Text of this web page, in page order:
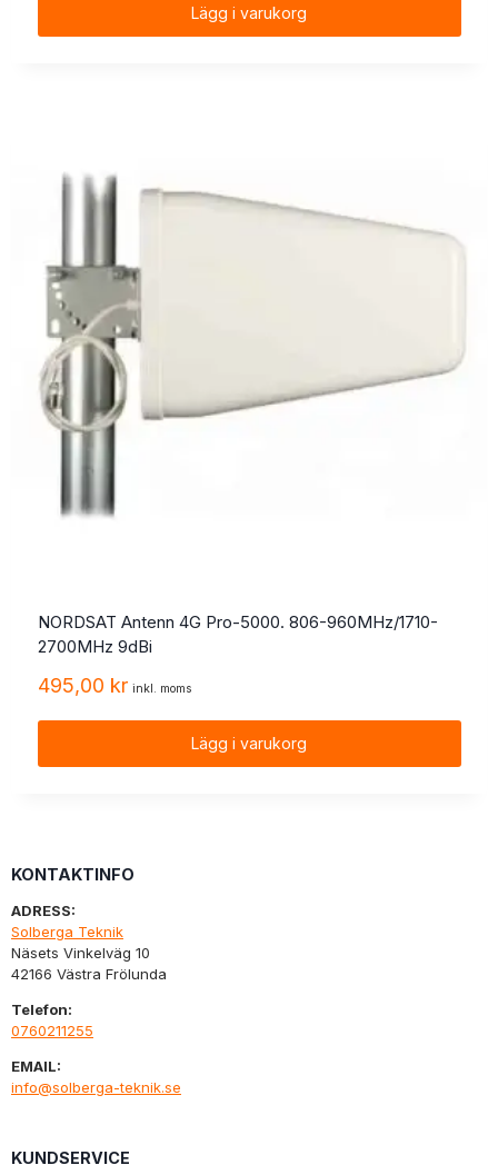
Lägg i varukorg
NORDSAT Antenn 4G Pro-5000. 806-960MHz/1710-
2700MHz 9dBi
495,00 kr inkl. moms
Lägg i varukorg
KONTAKTINFO
ADRESS:
Solberga Teknik
Näsets Vinkelväg 10
42166 Västra Frölunda
Telefon:
0760211255
EMAIL:
info@solberga-teknik.se
KUNDSERVICE